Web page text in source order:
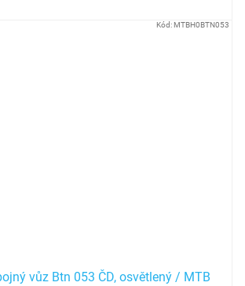
vůz Btn 053 ČD, osvětlený / MTB
Kód:MTBH0BTN053